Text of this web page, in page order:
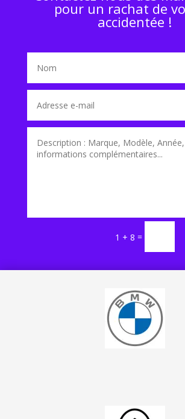
pour un rachat de
accidentée !
1 + 8 =